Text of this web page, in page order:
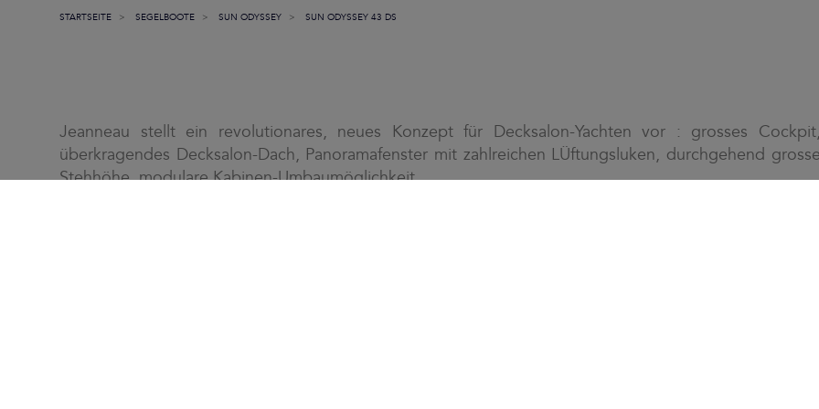
STARTSEITE SEGELBOOTE SUN ODYSSEY SUN ODYSSEY 43 DS
Jeanneau stellt ein revolutionares, neues Konzept für Decksalon-Yachten vor : grosses
überkragendes Decksalon-Dach, Panoramafenster mit zahlreichen LÜftungsluken, durchgehend
Stehhöhe, modulare Kabinen-Umbaumöglichkeit.